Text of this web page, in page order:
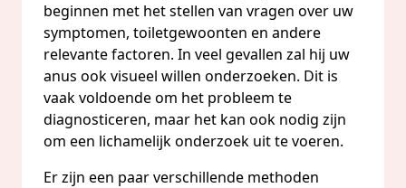
beginnen met het stellen van vragen over uw
symptomen, toiletgewoonten en andere
relevante factoren. In veel gevallen zal hij uw
anus ook visueel willen onderzoeken. Dit is
vaak voldoende om het probleem te
diagnosticeren, maar het kan ook nodig zijn
om een lichamelijk onderzoek uit te voeren.
Er zijn een paar verschillende methoden